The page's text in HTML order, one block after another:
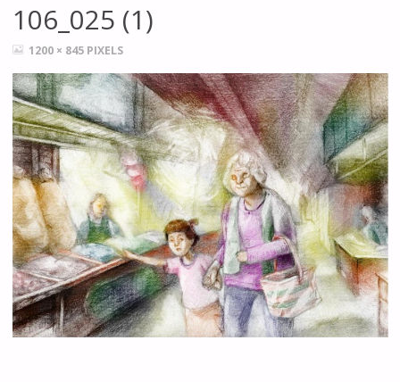
106_025 (1)
FULL1200 × 845 PIXELS